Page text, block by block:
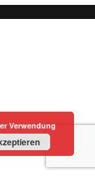
Verwendung